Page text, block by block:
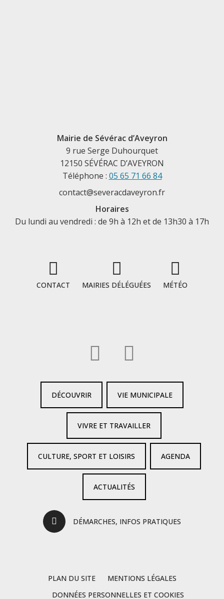
Mairie de Sévérac d’Aveyron
9 rue Serge Duhourquet
12150 SÉVÉRAC D’AVEYRON
Téléphone : 05 65 71 66 84
contact@severacdaveyron.fr
Horaires
Du lundi au vendredi : de 9h à 12h et de 13h30 à 17h
CONTACT MAIRIES DÉLÉGUÉES MÉTÉO
DÉCOUVRIR VIE MUNICIPALE
VIVRE ET TRAVAILLER
CULTURE, SPORT ET LOISIRS AGENDA
ACTUALITÉS
DÉMARCHES, INFOS PRATIQUES
PLAN DU SITE
MENTIONS LÉGALES
DONNÉES PERSONNELLES ET COOKIES